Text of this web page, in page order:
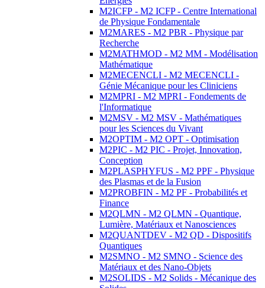
M2ICFP - M2 ICFP - Centre International
de Physique Fondamentale
M2MARES - M2 PBR - Physique par
Recherche
M2MATHMOD - M2 MM - Modélisation
Mathématique
M2MECENCLI - M2 MECENCLI -
Génie Mécanique pour les Cliniciens
M2MPRI - M2 MPRI - Fondements de
l'Informatique
M2MSV - M2 MSV - Mathématiques
pour les Sciences du Vivant
M2OPTIM - M2 OPT - Optimisation
M2PIC - M2 PIC - Projet, Innovation,
Conception
M2PLASPHYFUS - M2 PPF - Physique
des Plasmas et de la Fusion
M2PROBFIN - M2 PF - Probabilités et
Finance
M2QLMN - M2 QLMN - Quantique,
Lumière, Matériaux et Nanosciences
M2QUANTDEV - M2 QD - Dispositifs
Quantiques
M2SMNO - M2 SMNO - Science des
Matériaux et des Nano-Objets
M2SOLIDS - M2 Solids - Mécanique des